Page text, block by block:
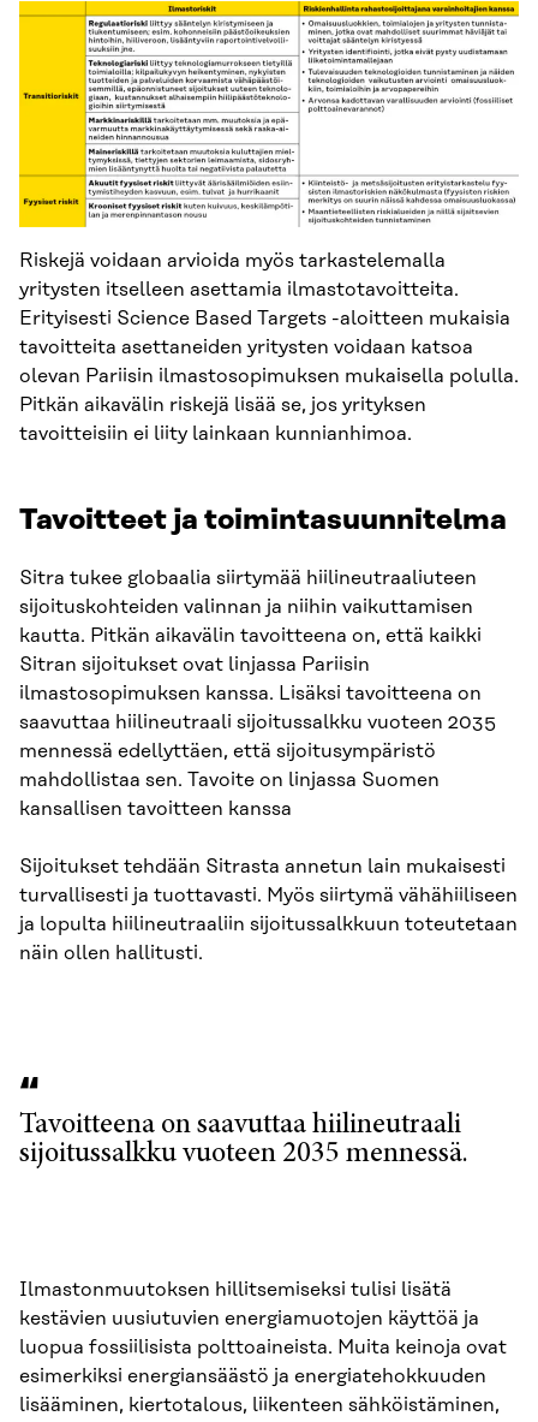
Riskejä voidaan arvioida myös tarkastelemalla
yritysten itselleen asettamia ilmastotavoitteita.
Erityisesti Science Based Targets -aloitteen mukaisia
tavoitteita asettaneiden yritysten voidaan katsoa
olevan Pariisin ilmastosopimuksen mukaisella polulla.
Pitkän aikavälin riskejä lisää se, jos yrityksen
tavoitteisiin ei liity lainkaan kunnianhimoa.
Tavoitteet ja toimintasuunnitelma
Sitra tukee globaalia siirtymää hiilineutraaliuteen
sijoituskohteiden valinnan ja niihin vaikuttamisen
kautta. Pitkän aikavälin tavoitteena on, että kaikki
Sitran sijoitukset ovat linjassa Pariisin
ilmastosopimuksen kanssa. Lisäksi tavoitteena on
saavuttaa hiilineutraali sijoitussalkku vuoteen 2035
mennessä edellyttäen, että sijoitusympäristö
mahdollistaa sen. Tavoite on linjassa Suomen
kansallisen tavoitteen kanssa
Sijoitukset tehdään Sitrasta annetun lain mukaisesti
turvallisesti ja tuottavasti. Myös siirtymä vähähiiliseen
ja lopulta hiilineutraaliin sijoitussalkkuun toteutetaan
näin ollen hallitusti.
Tavoitteena on saavuttaa hiilineutraali
sijoitussalkku vuoteen 2035 mennessä.
Ilmastonmuutoksen hillitsemiseksi tulisi lisätä
kestävien uusiutuvien energiamuotojen käyttöä ja
luopua fossiilisista polttoaineista. Muita keinoja ovat
esimerkiksi energiansäästö ja energiatehokkuuden
lisääminen, kiertotalous, liikenteen sähköistäminen,